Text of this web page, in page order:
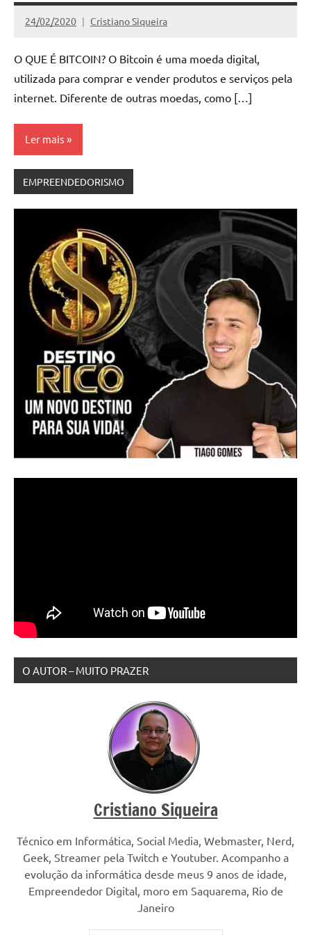
24/02/2020 Cristiano Siqueira
Nenhum
O QUE É BITCOIN? O Bitcoin é uma moeda digital,
utilizada para comprar e vender produtos e serviços pela
internet. Diferente de outras moedas, como […]
Ler mais
EMPREENDEDORISMO
O AUTOR – MUITO PRAZER
Cristiano Siqueira
Técnico em Informática, Social Media, Webmaster, Nerd,
Geek, Streamer pela Twitch e Youtuber. Acompanho a
evolução da informática desde meus 9 anos de idade,
Empreendedor Digital, moro em Saquarema, Rio de
Janeiro